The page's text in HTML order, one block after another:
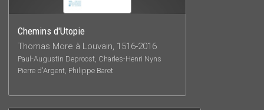
Chemins d'Utopie
Thomas More à Louvain, 1516-2016
Paul-Augustin Deproost, Charles-Henri Nyns
Pierre d'Argent, Philippe Baret